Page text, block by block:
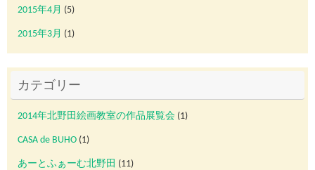
2015年4月 (5)
2015年3月 (1)
カテゴリー
2014年北野田絵画教室の作品展覧会 (1)
CASA de BUHO (1)
あーとふぁーむ北野田 (11)